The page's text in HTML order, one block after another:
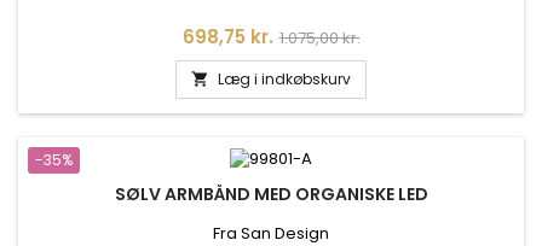
Pris
698,75 kr. Normalpris
1.075,00 kr.
 Læg i indkøbskurv
-35%
SØLV ARMBÅND MED ORGANISKE LED
Fra San Design